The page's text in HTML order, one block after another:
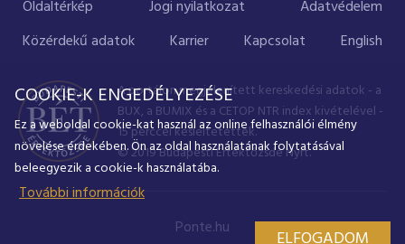
Oldaltérkép Jogi nyilatkozat
Adatvédelem
Közérdekű adatok
Karrier Kapcsolat English
A portálon megjelenített kereskedési adatok - a
BUX, a BUMIX és a CETOP NTR index kivételével -
15 perccel késleltetettek.
© 2019 Budapesti Értéktőzsde Nyrt.
Ponte.hu
COOKIE-K ENGEDÉLYEZÉSE
Ez a weboldal cookie-kat használ az online felhasználói élmény
növelése érdekében. Ön az oldal használatának folytatásával
beleegyezik a cookie-k használatába.
További információk
ELFOGADOM